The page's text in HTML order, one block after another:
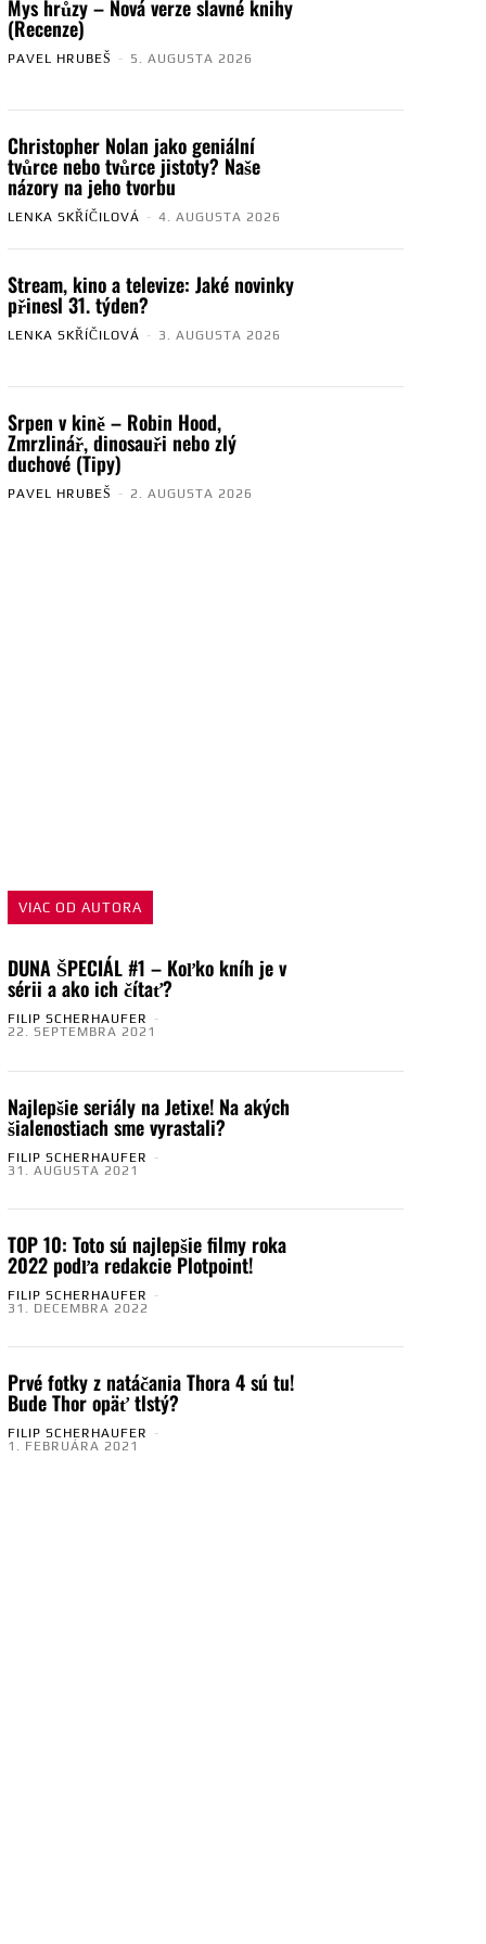
Mys hrůzy – Nová verze slavné knihy
(Recenze)
PAVEL HRUBEŠ - 5. AUGUSTA 2026
Christopher Nolan jako geniální
tvůrce nebo tvůrce jistoty? Naše
názory na jeho tvorbu
LENKA SKŘÍČILOVÁ - 4. AUGUSTA 2026
Stream, kino a televize: Jaké novinky
přinesl 31. týden?
LENKA SKŘÍČILOVÁ - 3. AUGUSTA 2026
Srpen v kině – Robin Hood,
Zmrzlinář, dinosauři nebo zlý
duchové (Tipy)
PAVEL HRUBEŠ - 2. AUGUSTA 2026
VIAC OD AUTORA
DUNA ŠPECIÁL #1 – Koľko kníh je v
sérii a ako ich čítať?
FILIP SCHERHAUFER
-
22. SEPTEMBRA 2021
Najlepšie seriály na Jetixe! Na akých
šialenostiach sme vyrastali?
FILIP SCHERHAUFER
-
31. AUGUSTA 2021
TOP 10: Toto sú najlepšie filmy roka
2022 podľa redakcie Plotpoint!
FILIP SCHERHAUFER
-
31. DECEMBRA 2022
Prvé fotky z natáčania Thora 4 sú tu!
Bude Thor opäť tlstý?
FILIP SCHERHAUFER
-
1. FEBRUÁRA 2021